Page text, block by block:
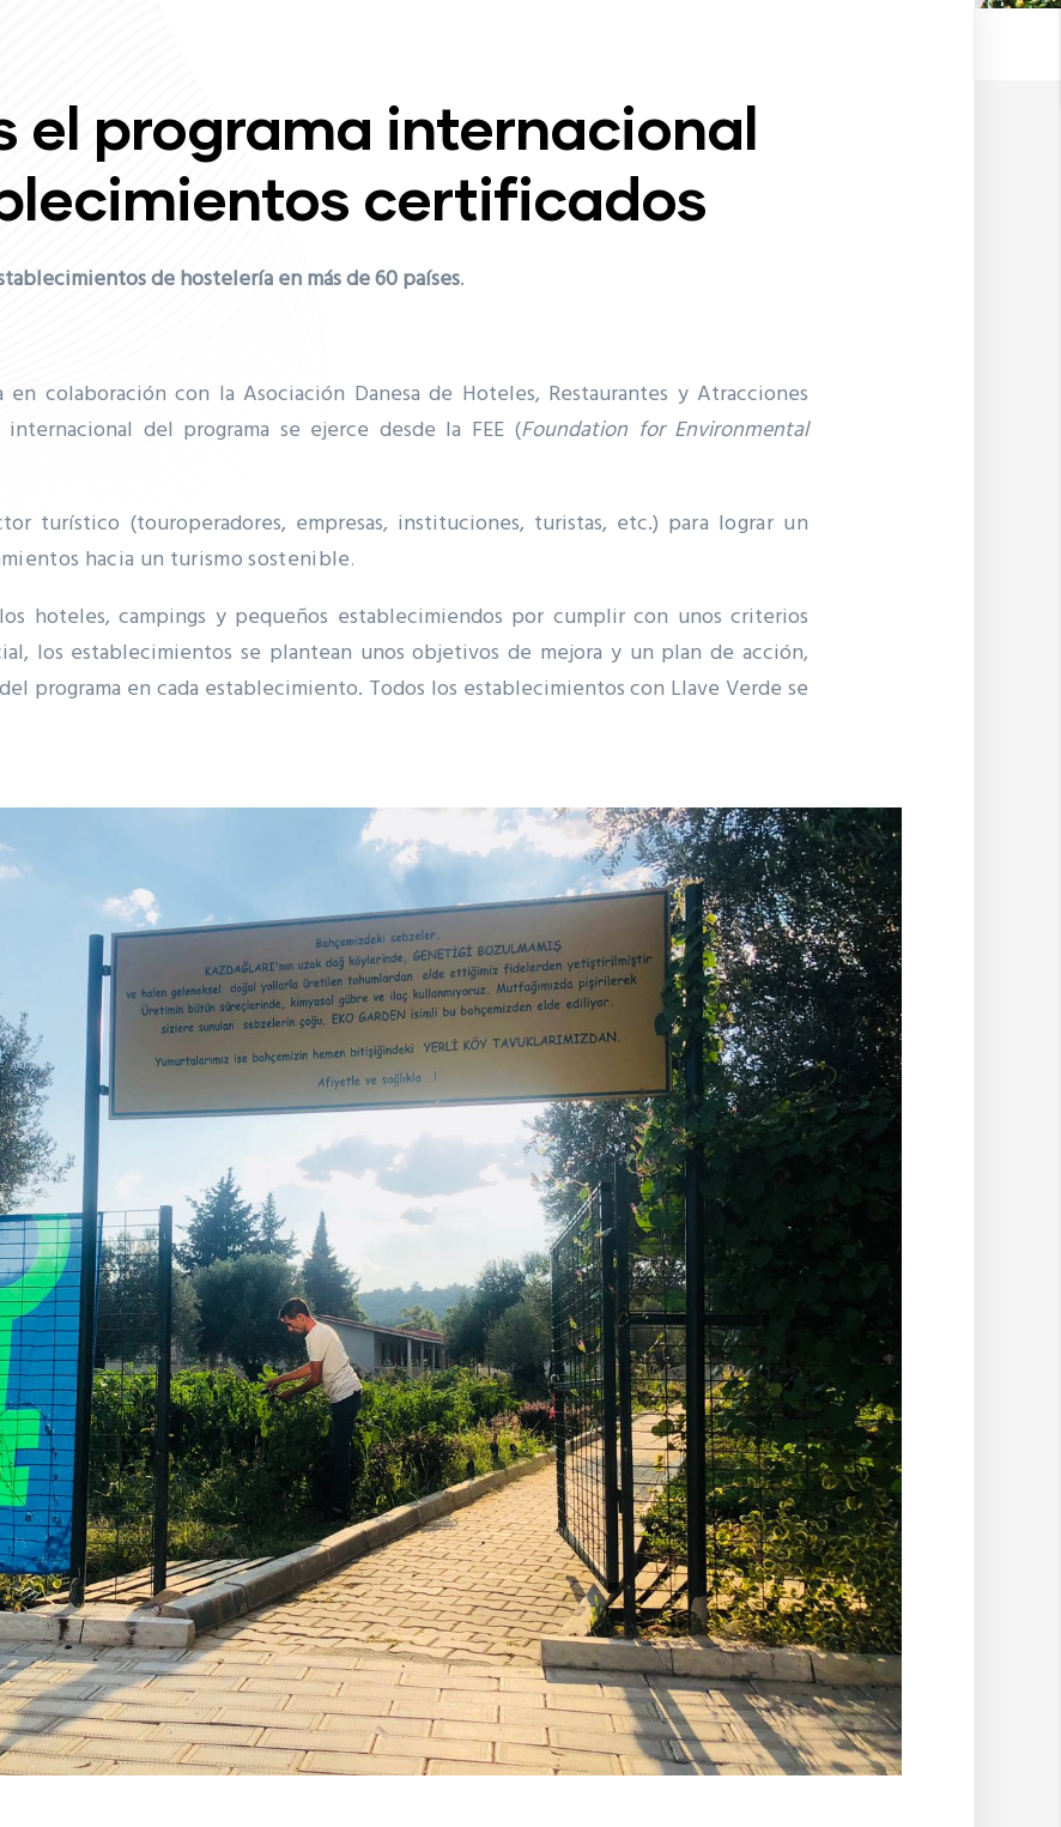
el programa internacional
certificados
de hostelería en más de 60 países.
en colaboración con la Asociación Danesa de Hoteles, Restaurantes y Atracciones
del programa se ejerce desde la FEE (Foundation for Environmental
turístico (touroperadores, empresas, instituciones, turistas, etc.) para lograr un
hacia un turismo sostenible.
hoteles, campings y pequeños establecimiendos por cumplir con unos criterios
los establecimientos se plantean unos objetivos de mejora y un plan de acción,
programa en cada establecimiento. Todos los establecimientos con Llave Verde se